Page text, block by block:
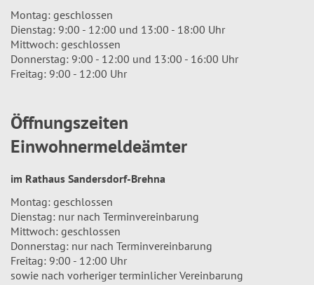
Montag: geschlossen
Dienstag: 9:00 - 12:00 und 13:00 - 18:00 Uhr
Mittwoch: geschlossen
Donnerstag: 9:00 - 12:00 und 13:00 - 16:00 Uhr
Freitag: 9:00 - 12:00 Uhr
Öffnungszeiten
Einwohnermeldeämter
im Rathaus Sandersdorf-Brehna
Montag: geschlossen
Dienstag: nur nach Terminvereinbarung
Mittwoch: geschlossen
Donnerstag: nur nach Terminvereinbarung
Freitag: 9:00 - 12:00 Uhr
sowie nach vorheriger terminlicher Vereinbarung